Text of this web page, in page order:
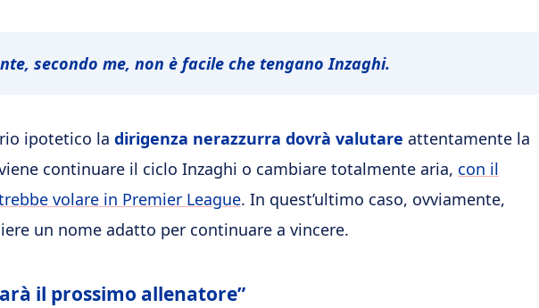
secondo me, non è facile che tengano Inzaghi.
ipotetico la dirigenza nerazzurra dovrà valutare attentamente la
continuare il ciclo Inzaghi o cambiare totalmente aria, con il
volare in Premier League. In quest’ultimo caso, ovviamente,
un nome adatto per continuare a vincere.
il prossimo allenatore”